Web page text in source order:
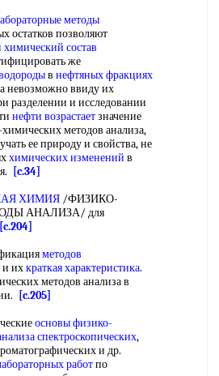
методы
остатков позволяют
состав
же
в нефтяных фракциях
невозможно ввиду их
разделении и исследовании
нефти возрастаетзначение
методов анализа,
ее природу и свойства, не
химических изменений в
[c.34]
ХИМИЯ /ФИЗИКО-
АНАЛИЗА/ для
[c.204]
методов
и ихкраткая характеристика.
методов анализа в
[c.205]
основы физико-
спектроскопических,
и др.
работпо